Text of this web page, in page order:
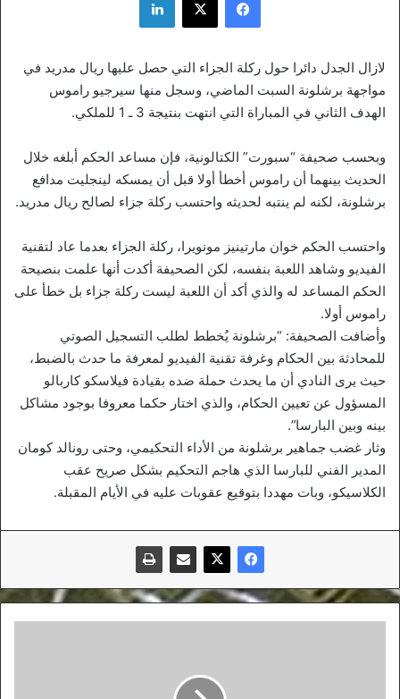
لازال الجدل دائرا حول ركلة الجزاء التي حصل عليها ريال مدريد في
مواجهة برشلونة السبت الماضي، وسجل منها سيرجيو راموس
الهدف الثاني في المباراة التي انتهت بنتيجة 3 ـ 1 للملكي.
وبحسب صحيفة “سبورت” الكتالونية، فإن مساعد الحكم أبلغه خلال
الحديث بينهما أن راموس أخطأ أولا قبل أن يمسكه لينجليت مدافع
برشلونة، لكنه لم ينتبه لحديثه واحتسب ركلة جزاء لصالح ريال مدريد.
واحتسب الحكم خوان مارتينيز مونويرا، ركلة الجزاء بعدما عاد لتقنية
الفيديو وشاهد اللعبة بنفسه، لكن الصحيفة أكدت أنها علمت بنصيحة
الحكم المساعد له والذي أكد أن اللعبة ليست ركلة جزاء بل خطأ على
راموس أولا.
وأضافت الصحيفة: “برشلونة يُخطط لطلب التسجيل الصوتي
للمحادثة بين الحكام وغرفة تقنية الفيديو لمعرفة ما حدث بالضبط،
حيث يرى النادي أن ما يحدث حملة ضده بقيادة فيلاسكو كاربالو
المسؤول عن تعيين الحكام، والذي اختار حكما معروفا بوجود مشاكل
بينه وبين البارسا”.
وثار غضب جماهير برشلونة من الأداء التحكيمي، وحتى رونالد كومان
المدير الفني للبارسا الذي هاجم التحكيم بشكل صريح عقب
الكلاسيكو، وبات مهددا بتوقيع عقوبات عليه في الأيام المقبلة.